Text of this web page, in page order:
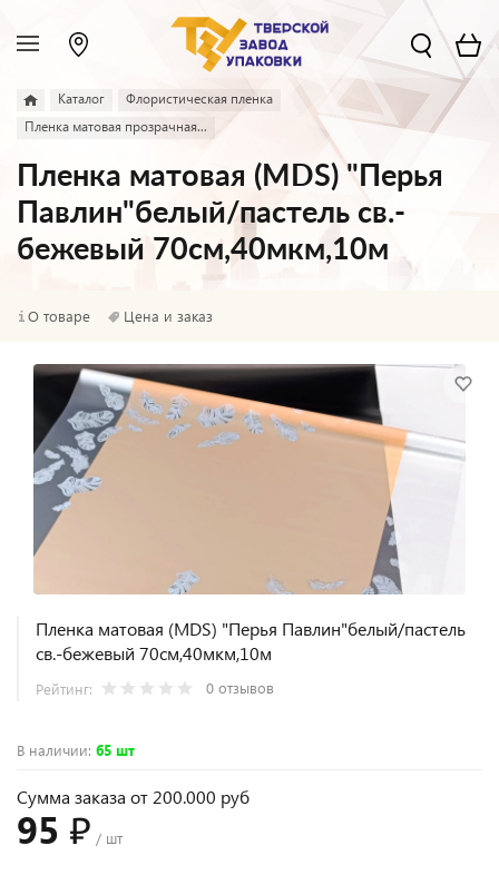
Каталог
Флористическая пленка
Пленка матовая прозрачная...
Пленка матовая (MDS) "Перья
Павлин"белый/пастель св.-
бежевый 70см,40мкм,10м
О товаре Цена и заказ
Пленка матовая (MDS) "Перья Павлин"белый/пастель
св.-бежевый 70см,40мкм,10м
Рейтинг: 0 отзывов
В наличии: 65 шт
Сумма заказа от 200.000 руб
95 ₽ / шт